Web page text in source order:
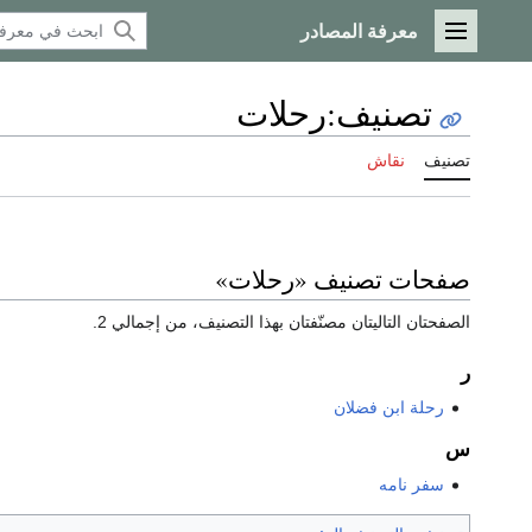
القائمة الرئيسية
معرفة المصادر
تصنيف:رحلات
تصنيف نقاش
صفحات تصنيف «رحلات»
الصفحتان التاليتان مصنّفتان بهذا التصنيف، من إجمالي 2.
ر
رحلة ابن فضلان
س
سفر نامه